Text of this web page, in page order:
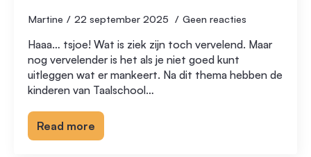
Martine 22 september 2025 Geen reacties
Haaa… tsjoe! Wat is ziek zijn toch vervelend. Maar
nog vervelender is het als je niet goed kunt
uitleggen wat er mankeert. Na dit thema hebben de
kinderen van Taalschool…
Read more